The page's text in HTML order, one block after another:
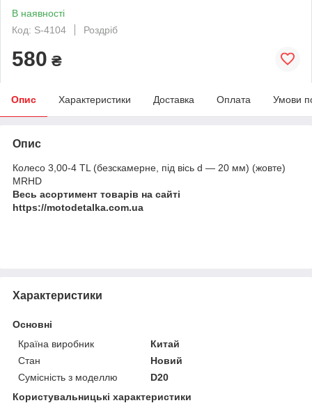
В наявності
Код: S-4104
Роздріб
580 ₴
Опис Характеристики Доставка Оплата Умови
Опис
Колесо 3,00-4 TL (безскамерне, під вісь d — 20 мм) (жовте)
MRHD
Весь асортимент товарів на сайті
https://motodetalka.com.ua
Характеристики
Основні
Країна виробник
Китай
Стан
Новий
Сумісність з моделлю
D20
Користувальницькі характеристики